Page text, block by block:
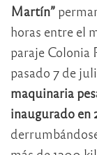
Martín”
horas entre el
paraje Colonia
pasado 7 de
maquinaria
inaugurado en